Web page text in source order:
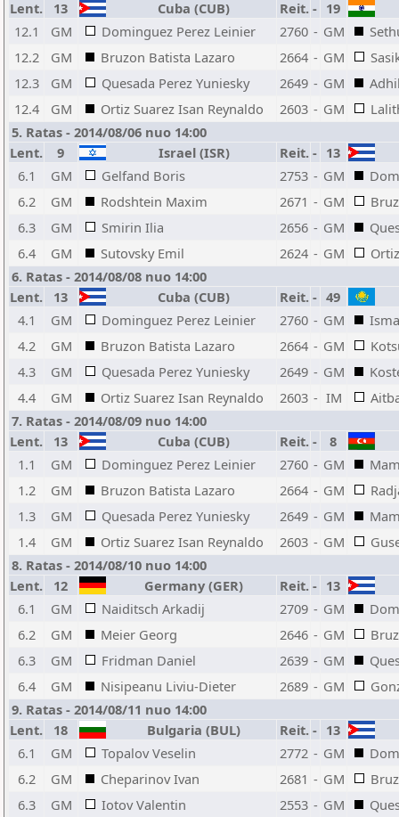
Lent. 13 Cuba (CUB) Reit. - 19
12.1
GM Dominguez Perez Leinier 2760 - GM
12.2
GM Bruzon Batista Lazaro 2664 - GM
12.3
GM Quesada Perez Yuniesky 2649 - GM
12.4
GM Ortiz Suarez Isan Reynaldo 2603 - GM
5. Ratas - 2014/08/06 nuo 14:00
Lent.
9 Israel (ISR) Reit. - 13
6.1
GM Gelfand Boris 2753 - GM
6.2
GM Rodshtein Maxim 2671 - GM
6.3
GM Smirin Ilia 2656 - GM
6.4
GM Sutovsky Emil 2624 - GM
6. Ratas - 2014/08/08 nuo 14:00
Lent.
13 Cuba (CUB) Reit. - 49
4.1
GM Dominguez Perez Leinier 2760 - GM
4.2
GM Bruzon Batista Lazaro 2664 - GM
4.3
GM Quesada Perez Yuniesky 2649 - GM
4.4
GM Ortiz Suarez Isan Reynaldo 2603 - IM
7. Ratas - 2014/08/09 nuo 14:00
Lent.
13 Cuba (CUB) Reit. -
8
1.1
GM Dominguez Perez Leinier 2760 - GM
1.2
GM Bruzon Batista Lazaro 2664 - GM
1.3
GM Quesada Perez Yuniesky 2649 - GM
1.4
GM Ortiz Suarez Isan Reynaldo 2603 - GM
8. Ratas - 2014/08/10 nuo 14:00
Lent.
12 Germany (GER) Reit. - 13
6.1
GM Naiditsch Arkadij 2709 - GM
6.2
GM Meier Georg 2646 - GM
6.3
GM Fridman Daniel 2639 - GM
6.4
GM Nisipeanu Liviu-Dieter 2689 - GM
9. Ratas - 2014/08/11 nuo 14:00
Lent.
18 Bulgaria (BUL) Reit. - 13
6.1
GM Topalov Veselin 2772 - GM
6.2
GM Cheparinov Ivan 2681 - GM
6.3
GM Iotov Valentin 2553 - GM